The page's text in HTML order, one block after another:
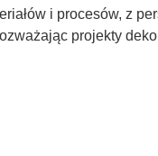
i procesów, z
projekty